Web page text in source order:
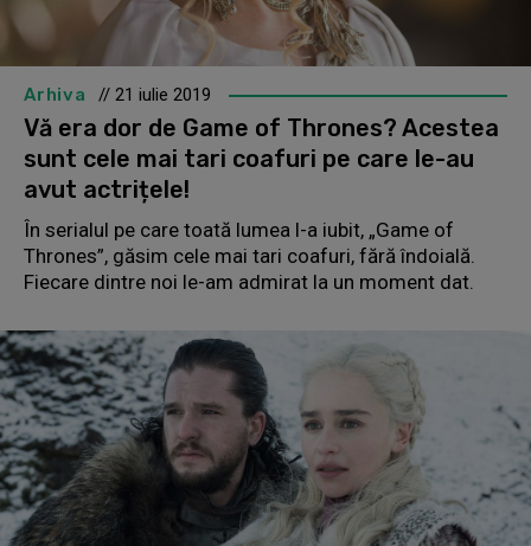
Arhiva // 21 iulie 2019
Vă era dor de Game of Thrones? Acestea
sunt cele mai tari coafuri pe care le-au
avut actrițele!
În serialul pe care toată lumea l-a iubit, „Game of
Thrones”, găsim cele mai tari coafuri, fără îndoială.
Fiecare dintre noi le-am admirat la un moment dat.